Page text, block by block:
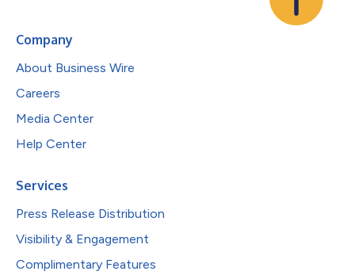
Company
About Business Wire
Careers
Media Center
Help Center
Services
Press Release Distribution
Visibility & Engagement
Complimentary Features